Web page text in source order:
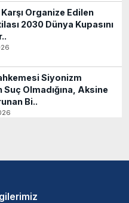
Organize Edilen
2030 Dünya Kupasını
Siyonizm
Suç Olmadığına, Aksine
Bi..